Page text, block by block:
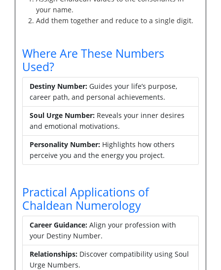
your name.
Add them together and reduce to a single digit.
Where Are These Numbers
Used?
Destiny Number: Guides your life’s purpose,
career path, and personal achievements.
Soul Urge Number: Reveals your inner desires
and emotional motivations.
Personality Number: Highlights how others
perceive you and the energy you project.
Practical Applications of
Chaldean Numerology
Career Guidance: Align your profession with
your Destiny Number.
Relationships: Discover compatibility using Soul
Urge Numbers.